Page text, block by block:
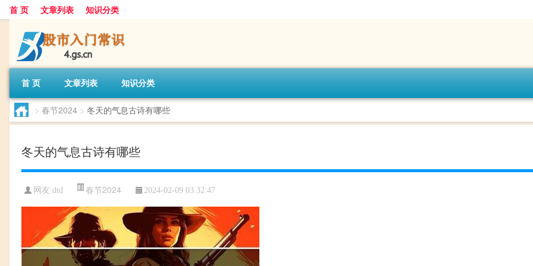
首 页 文章列表 知识分类
首 页 文章列表 知识分类
> 春节2024 > 冬天的气息古诗有哪些
冬天的气息古诗有哪些
网友:dtd 春节2024 2024-02-09 03:32:47